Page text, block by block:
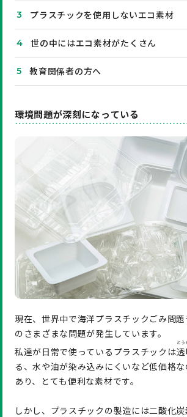
プラスチックを使用しないエコ素材
世の中にはエコ素材がたくさん
教育関係者の方へ
環境問題が深刻になっている
現在、世界中で海洋プラスチックごみ問
のさまざまな問題が発生しています。
私達が日常で使っているプラスチックは
とう
る、水や油が染み込みにくいなど低価格
あり、とても便利な素材です。
しかし、プラスチックの製造には二酸化